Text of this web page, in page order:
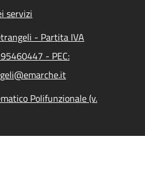
servizi
- Partita IVA
- PEC:
Polifunzionale (v.